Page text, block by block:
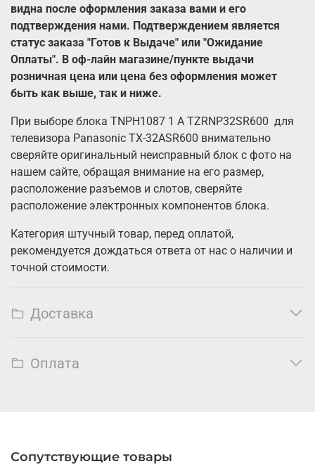
видна после оформления заказа вами и его
подтверждения нами. Подтверждением является
статус заказа "Готов к Выдаче" или "Ожидание
Оплаты". В оф-лайн магазине/пункте выдачи
розничная цена или цена без оформления может
быть как выше, так и ниже.
При выборе блока TNPH1087 1 A TZRNP32SR600 для
телевизора Panasonic TX-32ASR600 внимательно
сверяйте оригинальный неисправный блок с фото на
нашем сайте, обращая внимание на его размер,
расположение разъемов и слотов, сверяйте
расположение электронных компонентов блока.
Категория штучный товар, перед оплатой,
рекомендуется дождаться ответа от нас о наличии и
точной стоимости.
Доставка
Оплата
Сопутствующие товары